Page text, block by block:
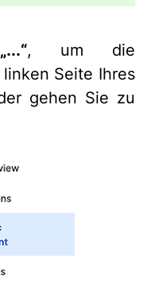
„...“, um die
Seite Ihres
gehen Sie zu